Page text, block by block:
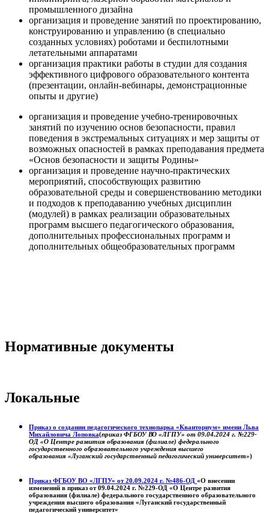
промышленного дизайна
организация и проведение занятий по проектированию,
конструированию и управлению (в специально
созданных условиях) роботами и беспилотными
летательными аппаратами
организация практики работы в студии для создания
эффективного цифрового образовательного контента
(презентации, онлайн-вебинары, демонстрационные
опыты и другие)
организация и проведение учебно-тренировочных
занятий по изучению основ безопасности, правил
поведения в экстремальных ситуациях и мер защиты от
возможных опасностей в рамках преподавания предмета
«Основ безопасности и защиты Родины»
организация и проведение научно-практических
мероприятий, способствующих развитию
образовательной среды и совершенствованию методики
и подходов к преподаванию учебных дисциплин
(модулей) в рамках реализации образовательных
программ высшего педагогического образования,
дополнительных профессиональных программ и
дополнительных общеобразовательных программ
Нормативные документы
Локальные
Приказ о создании педагогического технопарка «Кванториум» имени Льва
Михайловича Лоповка(приказ ФГБОУ ВО «ЛГПУ» от 09.04.2024 г. №229-
ОД «О Центре развития образования (филиале) федерального
государственного образовательного учреждения высшего
образования «Луганский государственный педагогический университет»)
Приказ ФГБОУ ВО «ЛГПУ» от 20.09.2024 г. №486-ОД «О внесении
изменений в приказ от 09.04.2024 г. №229-ОД «О Центре развития
образования (филиале) федерального государственного образовательного
учреждения высшего образования «Луганский государственный
педагогический университет»